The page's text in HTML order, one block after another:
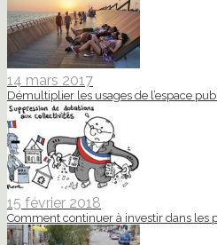
14 mars 2017
Démultiplier les usages de l’espace
15 février 2018
Comment continuer à investir dans les